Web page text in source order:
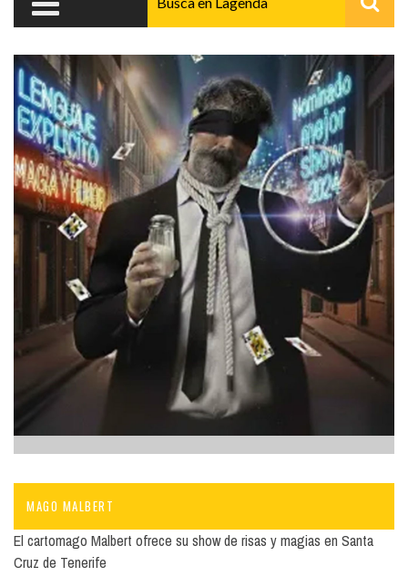
MAGO MALBERT
El cartomago Malbert ofrece su show de risas y magias en Santa
Cruz de Tenerife